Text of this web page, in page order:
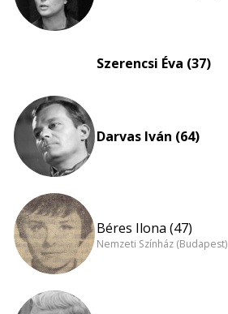
Szerencsi Éva (37)
Darvas Iván (64)
Béres Ilona (47)
Nemzeti Színház (Budapest)